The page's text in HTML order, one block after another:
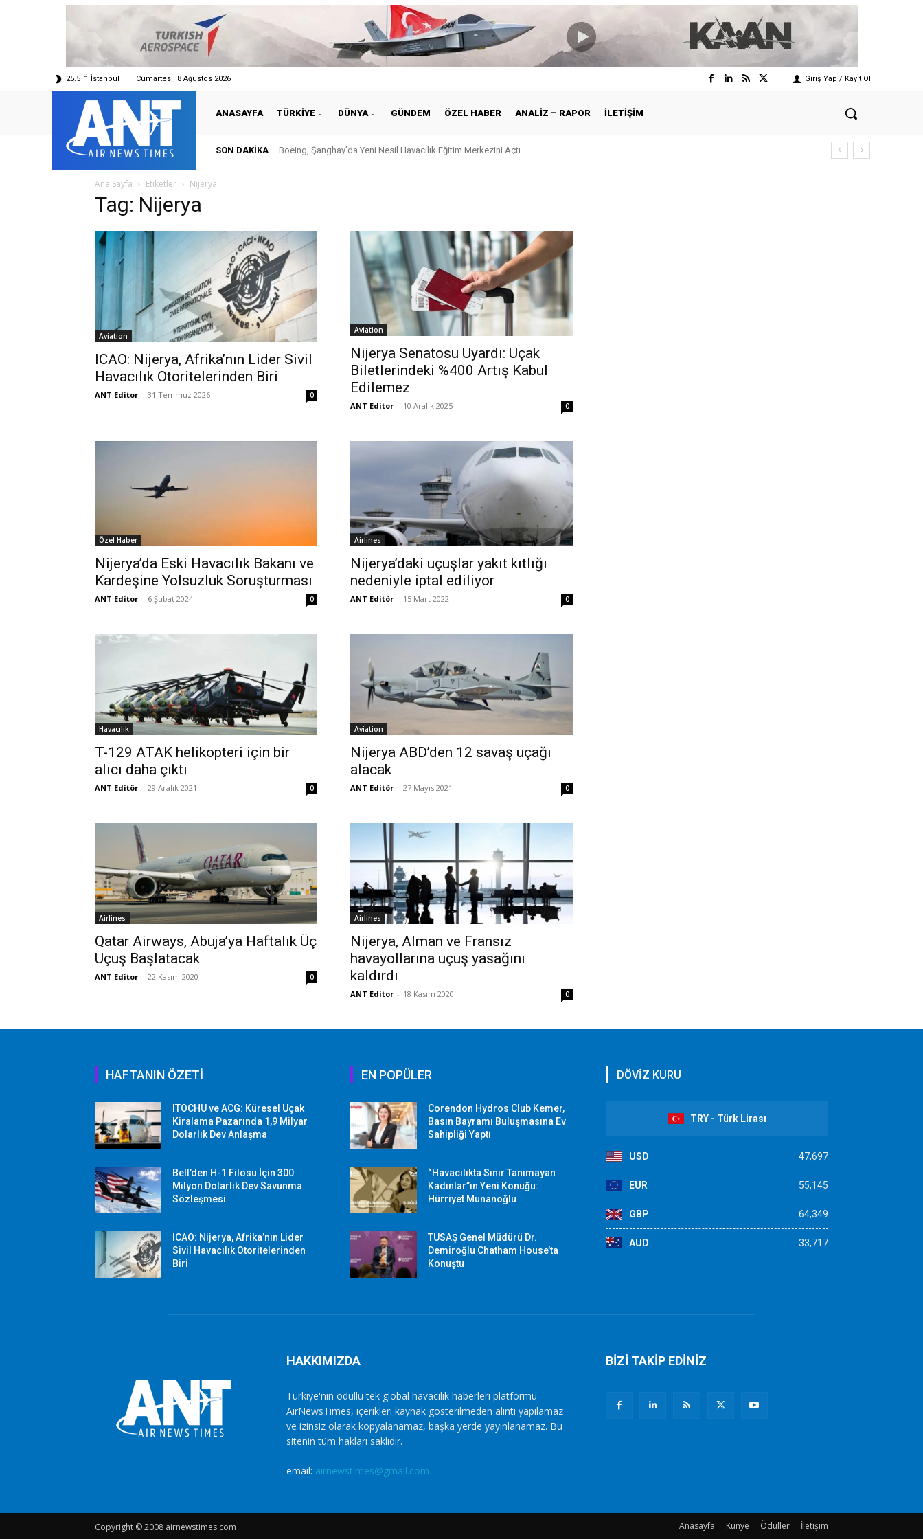
25.5 C İstanbul Cumartesi, 8 Ağustos 2026 Giriş Yap / Kayıt Ol
ANASAYFA TÜRKIYE DÜNYA GÜNDEM ÖZEL HABER ANALIZ – RAPOR İLETIŞIM
SON DAKIKA Boeing, Şanghay’da Yeni Nesil Havacılık Eğitim Merkezini Açtı
Ana Sayfa Etiketler Nijerya
Tag: Nijerya
Aviation
ICAO: Nijerya, Afrika’nın Lider Sivil
Havacılık Otoritelerinden Biri
ANT Editor - 31 Temmuz 2026 0
Aviation
Nijerya Senatosu Uyardı: Uçak
Biletlerindeki %400 Artış Kabul
Edilemez
ANT Editor - 10 Aralık 2025 0
Özel Haber
Nijerya’da Eski Havacılık Bakanı ve
Kardeşine Yolsuzluk Soruşturması
ANT Editor - 6 Şubat 2024 0
Airlines
Nijerya’daki uçuşlar yakıt kıtlığı
nedeniyle iptal ediliyor
ANT Editör - 15 Mart 2022 0
Havacılık
T-129 ATAK helikopteri için bir
alıcı daha çıktı
ANT Editör - 29 Aralık 2021 0
Aviation
Nijerya ABD’den 12 savaş uçağı
alacak
ANT Editör - 27 Mayıs 2021 0
Airlines
Qatar Airways, Abuja’ya Haftalık Üç
Uçuş Başlatacak
ANT Editor - 22 Kasım 2020 0
Airlines
Nijerya, Alman ve Fransız
havayollarına uçuş yasağını
kaldırdı
ANT Editor - 18 Kasım 2020 0
HAFTANIN ÖZETİ
ITOCHU ve ACG: Küresel Uçak
Kiralama Pazarında 1,9 Milyar
Dolarlık Dev Anlaşma
Bell’den H-1 Filosu İçin 300
Milyon Dolarlık Dev Savunma
Sözleşmesi
ICAO: Nijerya, Afrika’nın Lider
Sivil Havacılık Otoritelerinden
Biri
EN POPÜLER
Corendon Hydros Club Kemer,
Basın Bayramı Buluşmasına Ev
Sahipliği Yaptı
“Havacılıkta Sınır Tanımayan
Kadınlar”ın Yeni Konuğu:
Hürriyet Munanoğlu
TUSAŞ Genel Müdürü Dr.
Demiroğlu Chatham House’ta
Konuştu
DÖVİZ KURU
TRY - Türk Lirası
USD 47,697
EUR 55,145
GBP 64,349
AUD 33,717
HAKKIMIZDA
Türkiye'nin ödüllü tek global havacılık haberleri platformu
AirNewsTimes, içerikleri kaynak gösterilmeden alıntı yapılamaz
ve izinsiz olarak kopyalanamaz, başka yerde yayınlanamaz. Bu
sitenin tüm hakları saklıdır.
email: airnewstimes@gmail.com
BİZİ TAKİP EDİNİZ
Copyright © 2008 airnewstimes.com Anasayfa Künye Ödüller İletişim